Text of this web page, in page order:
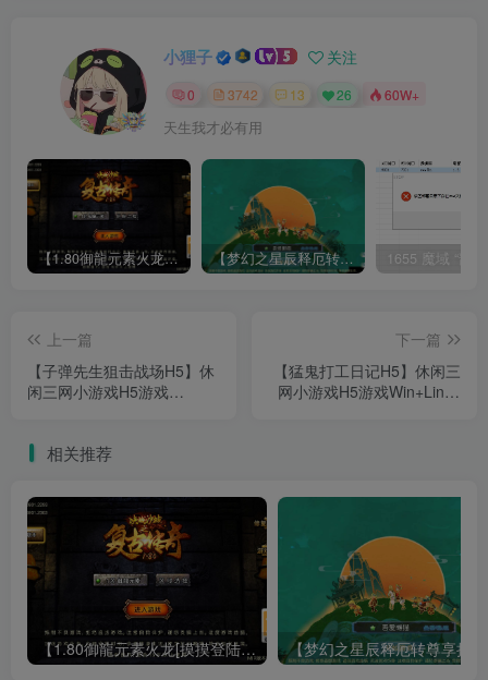
小狸子 关注
0 3742 13 26 60W+
天生我才必有用
【1.80御龍元素火龙[摸摸登陆器]】战神引擎WIN服务端+GM工具+充值后台+双端+架设教程 【梦幻之星辰释厄转尊享挂机版】MT3换皮梦幻西游Linux服务端+GM后台+双端+源码+架设教程
上一篇
【子弹先生狙击战场H5】休
闲三网小游戏H5游戏
下一篇
【猛鬼打工日记H5】休闲三
网小游戏H5游戏Win+Linux
相关推荐
【1.80御龍元素火龙[摸摸登陆器]】战神引擎WIN服务端+GM工具+充值后台+双端+架设教程